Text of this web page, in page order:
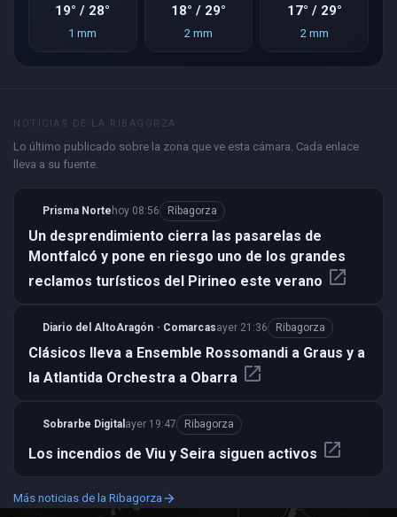
19° / 28°
1 mm
18° / 29°
2 mm
17° / 29°
2 mm
NOTICIAS DE LA RIBAGORZA
Lo último publicado sobre la zona que ve esta cámara. Cada enlace
lleva a su fuente.
Prisma Norte hoy 08:56 Ribagorza
Un desprendimiento cierra las pasarelas de
Montfalcó y pone en riesgo uno de los grandes
reclamos turísticos del Pirineo este verano open_in_new
Diario del AltoAragón · Comarcasayer 21:36 Ribagorza
Clásicos lleva a Ensemble Rossomandi a Graus y a
la Atlantida Orchestra a Obarra open_in_new
Sobrarbe Digital ayer 19:47 Ribagorza
Los incendios de Viu y Seira siguen activos open_in_new
Más noticias de la Ribagorza arrow_forward